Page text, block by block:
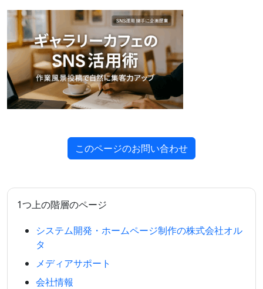
このページのお問い合わせ
1つ上の階層のページ
システム開発・ホームページ制作の株式会社オル
タ
メディアサポート
会社情報